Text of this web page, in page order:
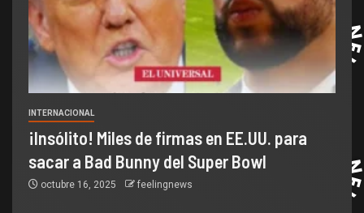
INTERNACIONAL
¡Insólito! Miles de firmas en EE.UU. para
sacar a Bad Bunny del Super Bowl
octubre 16, 2025 feelingnews